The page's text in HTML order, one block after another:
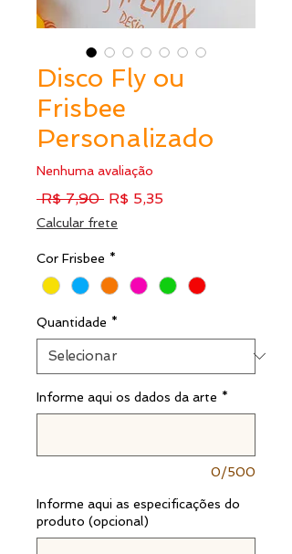
Disco Fly ou
Frisbee
Personalizado
Nenhuma avaliação
R$ 7,90 Preço
R$ 5,35Preço
Calcular frete
Cor Frisbee *
Quantidade *
Informe aqui os dados da arte *
0/500
Informe aqui as especificações do
produto (opcional)